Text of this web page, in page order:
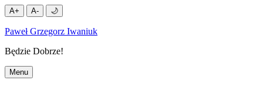
A+ A- 🌙
do
Paweł Grzegorz Iwaniuk
Będzie Dobrze!
Menu